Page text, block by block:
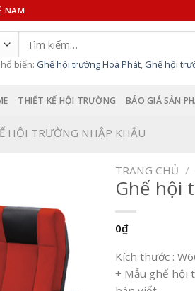
NAM
Tìm
kiếm:
biến: Ghế hội trường Hoà Phát, Ghế hội
THIẾT KẾ HỘI TRƯỜNG BÁO GIÁ SẢN
HỘI TRƯỜNG NHẬP KHẨU
TRANG CHỦ /
Ghế hội
0₫
Kích thước :
+ Mẫu ghế hội